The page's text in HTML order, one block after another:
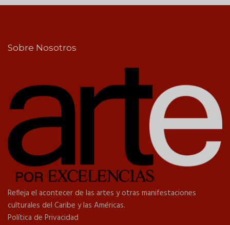
Sobre Nosotros
Refleja el acontecer de las artes y otras manifestaciones
culturales del Caribe y las Américas.
Política de Privacidad